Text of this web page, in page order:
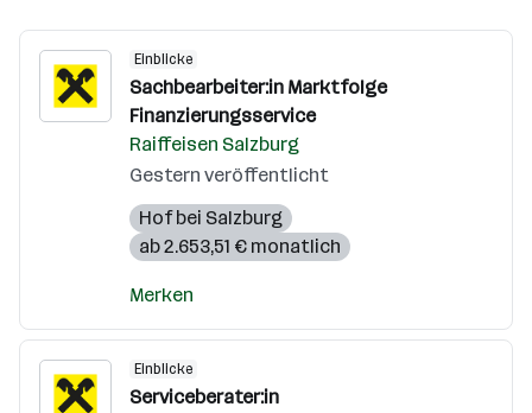
Einblicke
Sachbearbeiter:in Marktfolge
Finanzierungsservice
Raiffeisen Salzburg
Gestern veröffentlicht
Hof bei Salzburg
ab 2.653,51 € monatlich
Merken
Einblicke
Serviceberater:in